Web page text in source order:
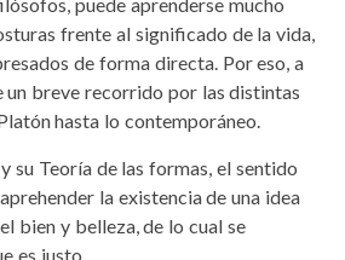
frente al significado de la vida,
de forma directa. Por eso, a
un breve recorrido por las distintas
hasta lo contemporáneo.
su Teoría de las formas, el sentido
la existencia de una idea
bien y belleza, de lo cual se
es justo.